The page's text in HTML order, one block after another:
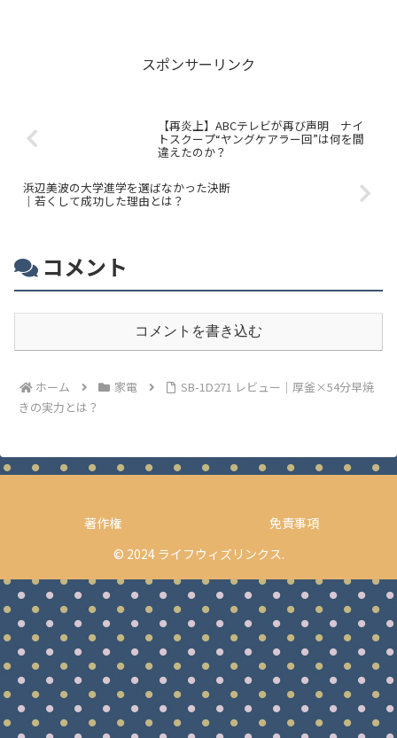
スポンサーリンク
【再炎上】ABCテレビが再び声明 ナイ
トスクープ“ヤングケアラー回”は何を間
違えたのか？
浜辺美波の大学進学を選ばなかった決断
｜若くして成功した理由とは？
コメント
コメントを書き込む
ホーム 家電
SB-1D271 レビュー｜厚釜×54分早焼
きの実力とは？
著作権
免責事項
© 2024 ライフウィズリンクス.